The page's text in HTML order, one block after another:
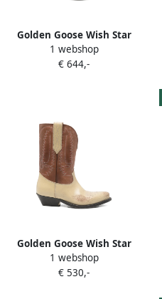
Golden Goose Wish Star
laarzen met patroon Bruin
1 webshop
€ 644,-
Golden Goose Wish Star
laarzen in western-stijl met
borduurwerk Bruin
1 webshop
€ 530,-